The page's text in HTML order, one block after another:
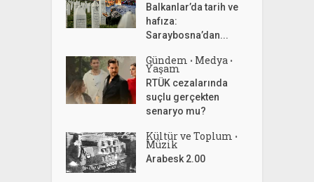
Balkanlar’da tarih ve
hafıza:
Saraybosna’dan...
Gündem • Medya •
Yaşam
RTÜK cezalarında
suçlu gerçekten
senaryo mu?
Kültür ve Toplum •
Müzik
Arabesk 2.00